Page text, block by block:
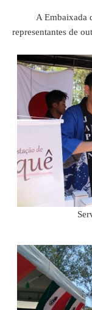
A Embaixada do
representantes de